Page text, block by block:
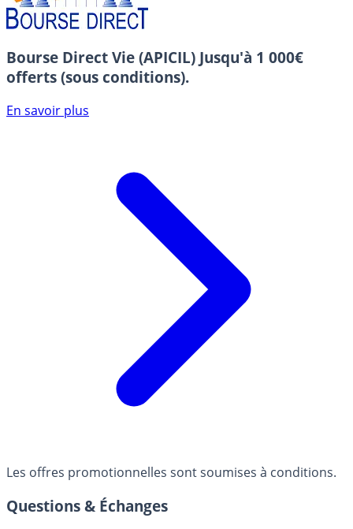
Bourse Direct Vie (APICIL) Jusqu'à 1 000€
offerts (sous conditions).
En savoir plus
Les offres promotionnelles sont soumises à conditions.
Questions & Échanges